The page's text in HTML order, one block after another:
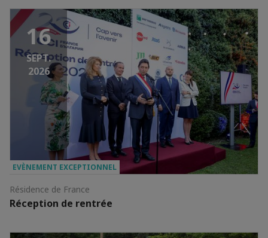
16
SEPT.
2026
EVÈNEMENT EXCEPTIONNEL
Résidence de France
Réception de rentrée